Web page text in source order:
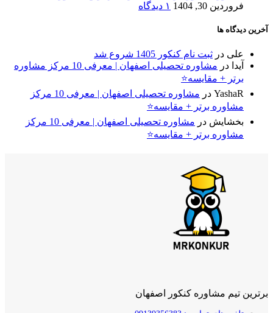
فروردین 30, 1404
۱ دیدگاه
آخرین دیدگاه ها
علی در ثبت نام کنکور 1405 شروع شد
آیدا در
مشاوره تحصیلی اصفهان | معرفی 10 مرکز مشاوره
برتر + مقایسه⭐
YashaR در
مشاوره تحصیلی اصفهان | معرفی 10 مرکز
مشاوره برتر + مقایسه⭐
بخشایش در
مشاوره تحصیلی اصفهان | معرفی 10 مرکز
مشاوره برتر + مقایسه⭐
برترین تیم مشاوره کنکور اصفهان